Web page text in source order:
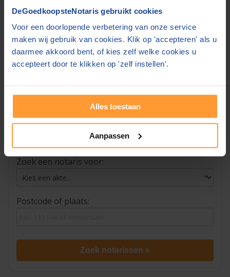
DeGoedkoopsteNotaris gebruikt cookies
Voor een doorlopende verbetering van onze service
maken wij gebruik van cookies. Klik op 'accepteren' als u
daarmee akkoord bent, of kies zelf welke cookies u
accepteert door te klikken op 'zelf instellen'.
Alles toestaan
Aanpassen
testament moet worden vastgelegd bij een
notaris.
Op DeGoedkoopsteNotaris.nl kunt u de tarieven
voor eentestamentvergelijken en vrijblijvend
gratis offertes aanvragen.
Bekijk notaris tarieven opstellen testament »
Vind een notaris in de buurt
Zoek een notaris voor:
Postcode of plaats:
Zoek notarissen »